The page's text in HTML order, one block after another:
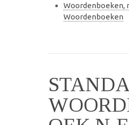
Woordenboeken,
Woordenboeken